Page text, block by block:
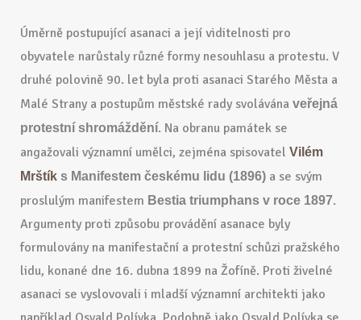
Úměrně postupující asanaci a její viditelnosti pro
obyvatele narůstaly různé formy nesouhlasu a protestu. V
druhé polovině 90. let byla proti asanaci Starého Města a
Malé Strany a postupům městské rady svolávána veřejná
protestní shromáždění. Na obranu památek se
angažovali významní umělci, zejména spisovatel Vilém
Mrštík s Manifestem českému lidu (1896) a se svým
proslulým manifestem Bestia triumphans v roce 1897.
Argumenty proti způsobu provádění asanace byly
formulovány na manifestační a protestní schůzi pražského
lidu, konané dne 16. dubna 1899 na Žofíně. Proti živelné
asanaci se vyslovovali i mladší významní architekti jako